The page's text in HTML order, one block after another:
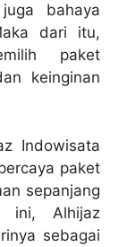
bahaya
dari itu,
paket
keinginan
Indowisata
paket
sepanjang
ini, Alhijaz
sebagai